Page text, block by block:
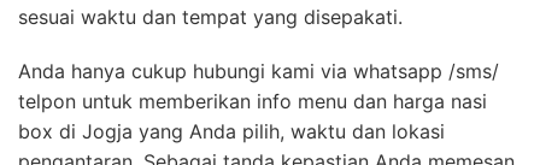
sesuai waktu dan tempat yang disepakati.
Anda hanya cukup hubungi kami via whatsapp /sms/
telpon untuk memberikan info menu dan harga nasi
box di Jogja yang Anda pilih, waktu dan lokasi